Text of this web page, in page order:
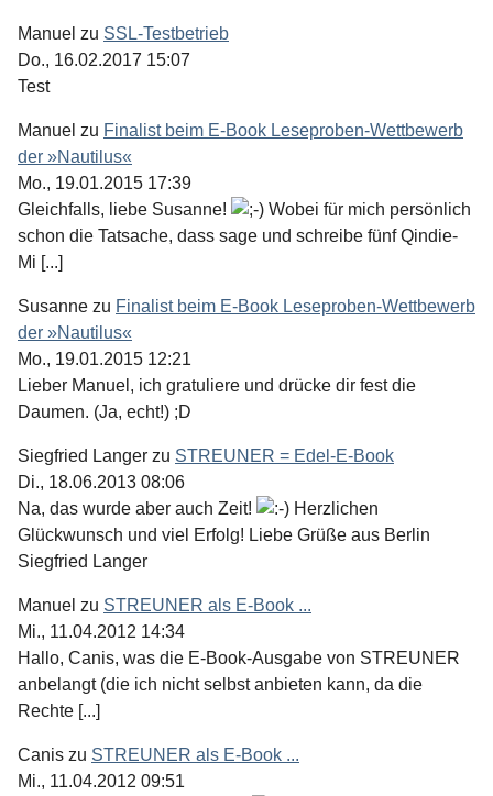
Manuel zu SSL-Testbetrieb
Do., 16.02.2017 15:07
Test
Manuel zu Finalist beim E-Book Leseproben-Wettbewerb
der »Nautilus«
Mo., 19.01.2015 17:39
Gleichfalls, liebe Susanne!
Wobei für mich persönlich
schon die Tatsache, dass sage und schreibe fünf Qindie-
Mi [...]
Susanne zu Finalist beim E-Book Leseproben-Wettbewerb
der »Nautilus«
Mo., 19.01.2015 12:21
Lieber Manuel, ich gratuliere und drücke dir fest die
Daumen. (Ja, echt!) ;D
Siegfried Langer zu STREUNER = Edel-E-Book
Di., 18.06.2013 08:06
Na, das wurde aber auch Zeit!
Herzlichen
Glückwunsch und viel Erfolg! Liebe Grüße aus Berlin
Siegfried Langer
Manuel zu STREUNER als E-Book ...
Mi., 11.04.2012 14:34
Hallo, Canis, was die E-Book-Ausgabe von STREUNER
anbelangt (die ich nicht selbst anbieten kann, da die
Rechte [...]
Canis zu STREUNER als E-Book ...
Mi., 11.04.2012 09:51